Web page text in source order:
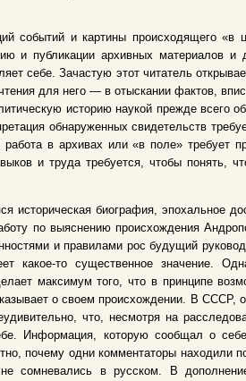
событий и картины происходящего «в
и публикации архивных материалов и
себе. Зачастую этот читатель
для него — в отыскании фактов,
историю наукой прежде всего
обнаруженных свидетельств
в архивах или «в поле» требует
и труда требуется, чтобы понять,
биография, эпохальное
по выяснению происхождения
и правилами рос будущий
какое-то существенное значение.
максимум того, что в принципе
о своем происхождении. В СССР,
что, несмотря на
Информация, которую сообщал о
почему одни комментаторы находили
сомневались в русском. В